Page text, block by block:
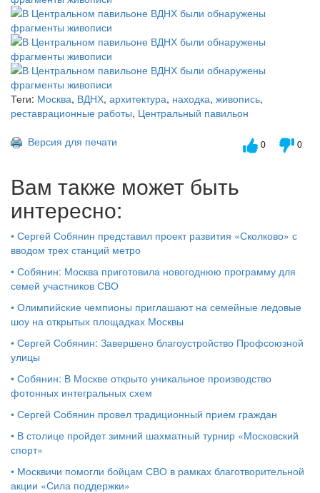
Теги: Москва, ВДНХ, архитектура, находка, живопись,
реставрационные работы, Центральный павильон
Версия для печати
0 0
Вам также может быть
интересно:
• Сергей Собянин представил проект развития «Сколково» с
вводом трех станций метро
• Собянин: Москва приготовила новогоднюю программу для
семей участников СВО
• Олимпийские чемпионы приглашают на семейные ледовые
шоу на открытых площадках Москвы
• Сергей Собянин: Завершено благоустройство Профсоюзной
улицы
• Собянин: В Москве открыто уникальное производство
фотонных интегральных схем
• Сергей Собянин провел традиционный прием граждан
• В столице пройдет зимний шахматный турнир «Московский
спорт»
• Москвичи помогли бойцам СВО в рамках благотворительной
акции «Сила поддержки»